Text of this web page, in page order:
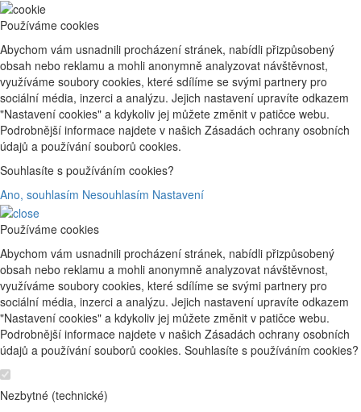
Používáme cookies
Abychom vám usnadnili procházení stránek, nabídli přizpůsobený
obsah nebo reklamu a mohli anonymně analyzovat návštěvnost,
využíváme soubory cookies, které sdílíme se svými partnery pro
sociální média, inzerci a analýzu. Jejich nastavení upravíte odkazem
"Nastavení cookies" a kdykoliv jej můžete změnit v patičce webu.
Podrobnější informace najdete v našich Zásadách ochrany osobních
údajů a používání souborů cookies.
Souhlasíte s používáním cookies?
Ano, souhlasím Nesouhlasím Nastavení
Používáme cookies
Abychom vám usnadnili procházení stránek, nabídli přizpůsobený
obsah nebo reklamu a mohli anonymně analyzovat návštěvnost,
využíváme soubory cookies, které sdílíme se svými partnery pro
sociální média, inzerci a analýzu. Jejich nastavení upravíte odkazem
"Nastavení cookies" a kdykoliv jej můžete změnit v patičce webu.
Podrobnější informace najdete v našich Zásadách ochrany osobních
údajů a používání souborů cookies. Souhlasíte s používáním cookies?
Nezbytné (technické)